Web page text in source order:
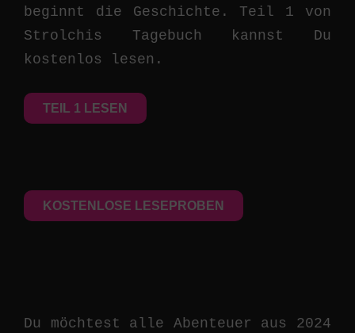
beginnt die Geschichte. Teil 1 von
Strolchis Tagebuch kannst Du
kostenlos lesen.
TEIL 1 LESEN
KOSTENLOSE LESEPROBEN
Du möchtest alle Abenteuer aus 2024